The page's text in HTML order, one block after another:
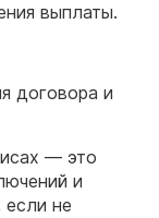
выплаты.
договора и
— это
и
если не